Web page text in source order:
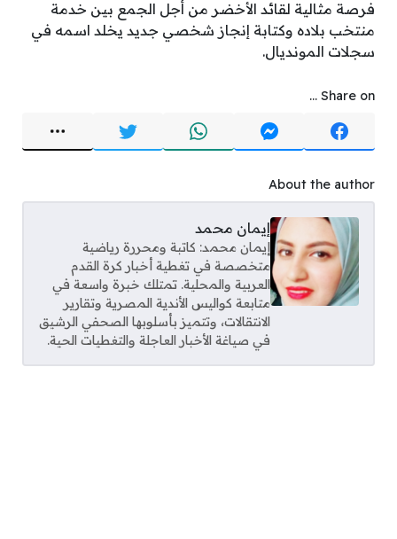
فرصة مثالية لقائد الأخضر من أجل الجمع بين خدمة
منتخب بلاده وكتابة إنجاز شخصي جديد يخلد اسمه في
سجلات المونديال.
Share on ...
About the author
إيمان محمد
إيمان محمد: كاتبة ومحررة رياضية
متخصصة في تغطية أخبار كرة القدم
العربية والمحلية. تمتلك خبرة واسعة في
متابعة كواليس الأندية المصرية وتقارير
الانتقالات، وتتميز بأسلوبها الصحفي الرشيق
في صياغة الأخبار العاجلة والتغطيات الحية.